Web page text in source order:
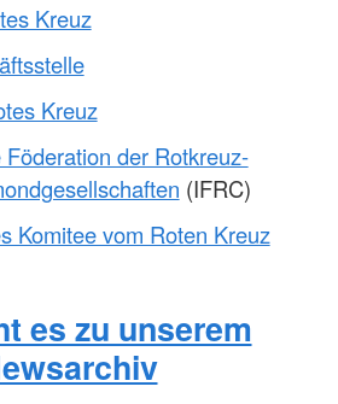
Kreuz
Kreuz
der Rotkreuz-
(IFRC)
Komitee vom Roten Kreuz
es zu unserem